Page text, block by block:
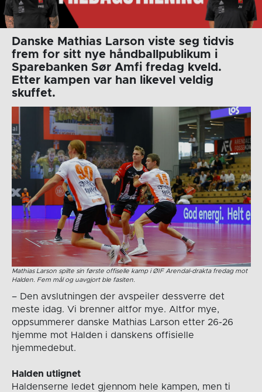
Danske Mathias Larson viste seg tidvis
frem for sitt nye håndballpublikum i
Sparebanken Sør Amfi fredag kveld.
Etter kampen var han likevel veldig
skuffet.
Mathias Larson spilte sin første offiselle kamp i ØIF Arendal-drakta fredag mot
Halden. Fem mål og uavgjort ble fasiten.
– Den avslutningen der avspeiler dessverre det
meste idag. Vi brenner altfor mye. Altfor mye,
oppsummerer danske Mathias Larson etter 26-26
hjemme mot Halden i danskens offisielle
hjemmedebut.
Halden utlignet
Haldenserne ledet gjennom hele kampen, men ti